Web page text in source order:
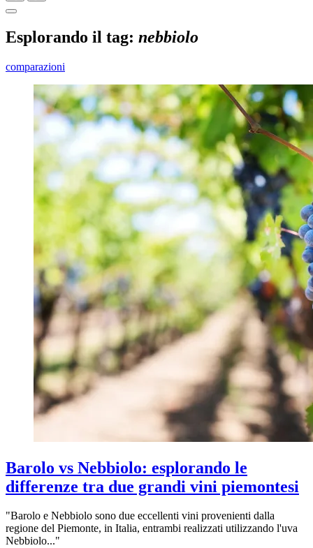
Esplorando il tag: nebbiolo
comparazioni
Barolo vs Nebbiolo: esplorando le
differenze tra due grandi vini piemontesi
"Barolo e Nebbiolo sono due eccellenti vini provenienti dalla
regione del Piemonte, in Italia, entrambi realizzati utilizzando l'uva
Nebbiolo..."